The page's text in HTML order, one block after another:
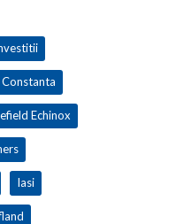
Constanta
Echinox
Iasi